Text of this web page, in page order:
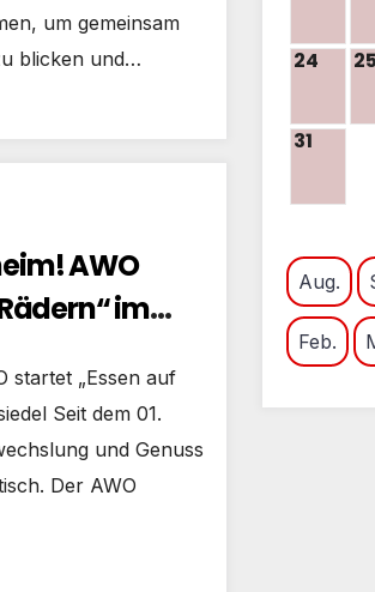
um gemeinsam
blicken und…
AWO
im
startet „Essen auf
Seit dem 01.
und Genuss
Der AWO
24 25
31
Aug.
Feb.